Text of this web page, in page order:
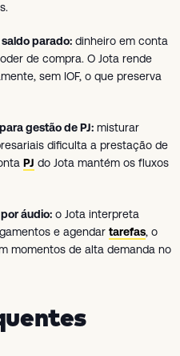
parado: dinheiro em conta
de compra. O Jota rende
sem IOF, o que preserva
gestão de PJ: misturar
dificulta a prestação de
PJ do Jota mantém os fluxos
áudio: o Jota interpreta
e agendar tarefas, o
momentos de alta demanda no